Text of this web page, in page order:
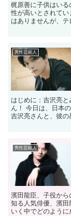
梶原善に子供はい
性が高いとされて
はありませんが、テ
男性芸能人
はじめに：吉沢亮
ん！ 今日は、日本
吉沢亮さんと、彼の
男性芸能人
濱田龍臣、子役か
知る人気俳優、濱
いく中でどのよう